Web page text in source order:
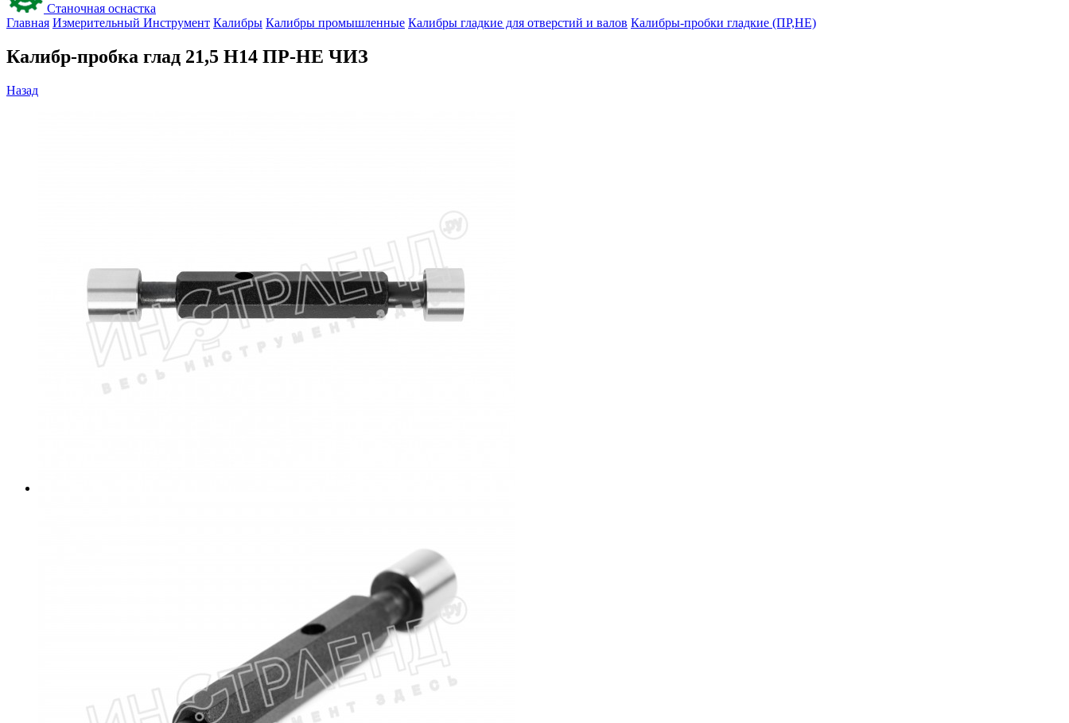
Станочная оснастка
Главная Измерительный Инструмент Калибры Калибры промышленные Калибры гладкие для отверстий и валов Калибры-пробки гладкие (ПР,НЕ)
Калибр-пробка глад 21,5 H14 ПР-НЕ ЧИЗ
Назад